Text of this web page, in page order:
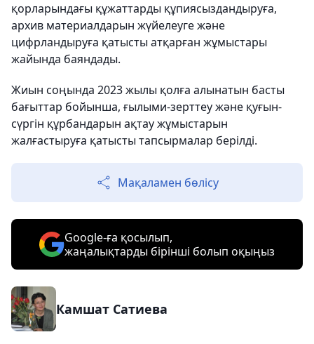
қорларындағы құжаттарды құпиясыздандыруға,
архив материалдарын жүйелеуге және
цифрландыруға қатысты атқарған жұмыстары
жайында баяндады.
Жиын соңында 2023 жылы қолға алынатын басты
бағыттар бойынша, ғылыми-зерттеу және қуғын-
сүргін құрбандарын ақтау жұмыстарын
жалғастыруға қатысты тапсырмалар берілді.
Мақаламен бөлісу
Google-ға қосылып,
жаңалықтарды бірінші болып оқыңыз
Камшат Сатиева